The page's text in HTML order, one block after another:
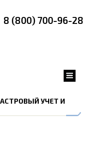
8 (800) 700-96-28
УЧЕТ И